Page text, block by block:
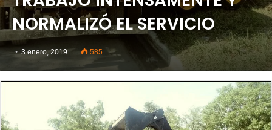
NORMALIZÓ EL SERVICIO
3 enero, 2019 585